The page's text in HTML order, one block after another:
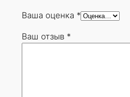
о
в
а
Ваша оценка *
Ваш отзыв *